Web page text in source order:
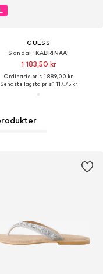
GUESS
Sandal 'KABRINAA'
1 183,50 kr
Ordinarie pris: 1 889,00 kr
Senaste lägsta pris:1 117,75 kr